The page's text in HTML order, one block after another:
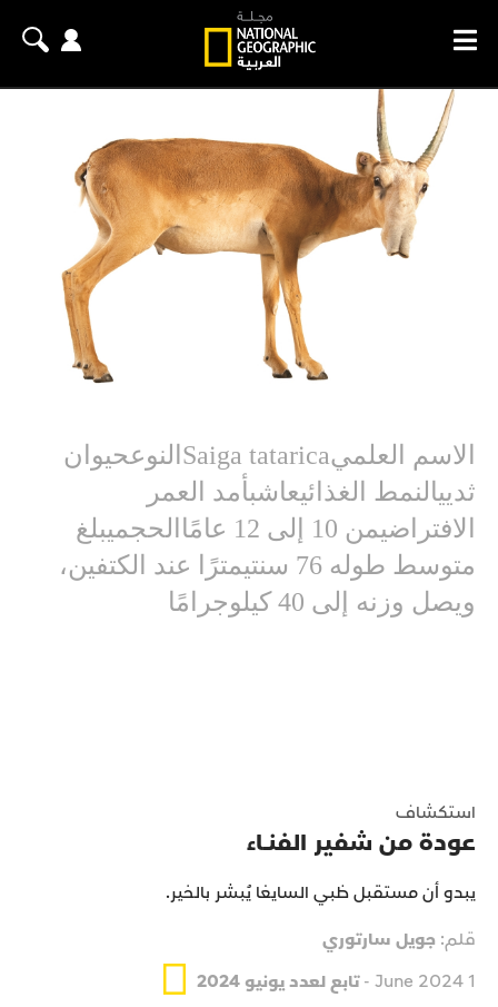
الاسم العلميSaiga tataricaالنوعحيوان
ثدييالنمط الغذائيعاشبأمد العمر
الافتراضيمن 10 إلى 12 عامًاالحجميبلغ
متوسط طوله 76 سنتيمترًا عند الكتفين،
ويصل وزنه إلى 40 كيلوجرامًا
استكشاف
عودة من شفير الفنــاء
يبدو أن مستقبل ظبي السايغا يُبشر بالخير.
قلم: جويل سارتوري
1 June 2024 -
تابع لعدد يونيو 2024